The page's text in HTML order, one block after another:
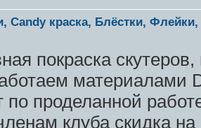
Candy краска, Блёстки, Флейки,
покраска
материалами
по проделанной
клуба скидка